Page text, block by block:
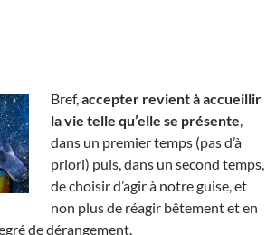
Bref, accepter revient à accueillir
la vie telle qu’elle se présente
dans un premier temps (pas d’à
priori) puis, dans un second temps,
de choisir d’agir à notre guise, et
non plus de réagir bêtement et en
de dérangement.